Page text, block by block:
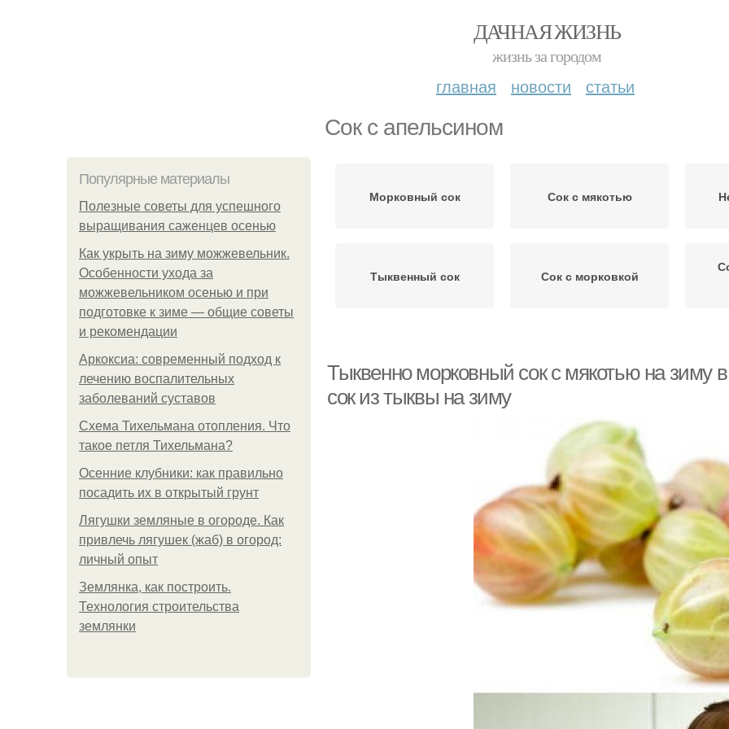
ДАЧНАЯ ЖИЗНЬ
жизнь за городом
главная новости статьи
Сок с апельсином
Популярные материалы
Полезные советы для успешного
выращивания саженцев осенью
Как укрыть на зиму можжевельник.
Особенности ухода за
можжевельником осенью и при
подготовке к зиме — общие советы
и рекомендации
Аркоксиа: современный подход к
лечению воспалительных
заболеваний суставов
Схема Тихельмана отопления. Что
такое петля Тихельмана?
Осенние клубники: как правильно
посадить их в открытый грунт
Лягушки земляные в огороде. Как
привлечь лягушек (жаб) в огород:
личный опыт
Землянка, как построить.
Технология строительства
землянки
Морковный сок Сок с мякотью
Тыквенный сок Сок с морковкой
Абрикосовый сок
Яблочно-тыквенный сок Тыквенно-яблочный сок
Тыквенно морковный сок с мякотью на
сок из тыквы на зиму